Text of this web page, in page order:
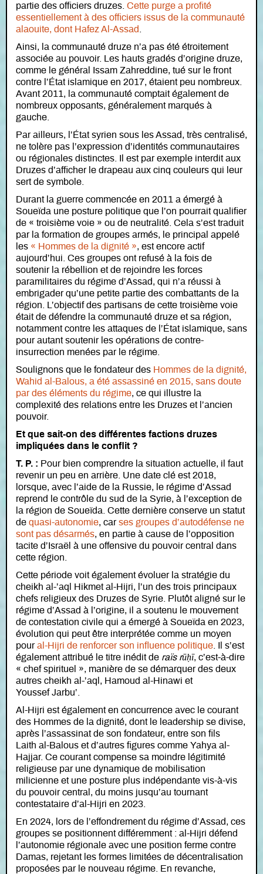
partie des officiers druzes. Cette purge a profité
essentiellement à des officiers issus de la communauté
alaouite, dont Hafez Al-Assad
Ainsi, la communauté druze n’a pas été étroitement
associée au pouvoir. Les hauts gradés d’origine druze,
comme le général Issam Zahreddine, tué sur le front
contre l’État islamique en 2017, étaient peu nombreux.
Avant 2011, la communauté comptait également de
nombreux opposants, généralement marqués à
gauche.
Par ailleurs, l’État syrien sous les Assad, très centralisé,
ne tolère pas l’expression d’identités communautaires
ou régionales distinctes. Il est par exemple interdit aux
Druzes d’afficher le drapeau aux cinq couleurs qui leur
sert de symbole.
Durant la guerre commencée en 2011 a émergé à
Soueïda une posture politique que l’on pourrait qualifier
de « troisième voie » ou de neutralité. Cela s’est traduit
par la formation de groupes armés, le principal appelé
les « Hommes de la dignité », est encore actif
aujourd’hui. Ces groupes ont refusé à la fois de
soutenir la rébellion et de rejoindre les forces
paramilitaires du régime d’Assad, qui n’a réussi à
embrigader qu’une petite partie des combattants de la
région. L’objectif des partisans de cette troisième voie
était de défendre la communauté druze et sa région,
notamment contre les attaques de l’État islamique, sans
pour autant soutenir les opérations de contre-
insurrection menées par le régime.
Soulignons que le fondateur des Hommes de la dignité,
Wahid al-Balous, a été assassiné en 2015, sans doute
par des éléments du régime, ce qui illustre la
complexité des relations entre les Druzes et l’ancien
pouvoir.
Et que sait-on des différentes factions druzes
impliquées dans le conflit ?
T. P. : Pour bien comprendre la situation actuelle, il faut
revenir un peu en arrière. Une date clé est 2018,
lorsque, avec l’aide de la Russie, le régime d’Assad
reprend le contrôle du sud de la Syrie, à l’exception de
la région de Soueïda. Cette dernière conserve un statut
de quasi-autonomie, carses groupes d’autodéfense ne
sont pas désarmés, en partie à cause de l’opposition
tacite d’Israël à une offensive du pouvoir central dans
cette région.
Cette période voit également évoluer la stratégie du
cheikh al-’aql Hikmet al-Hijri, l’un des trois principaux
chefs religieux des Druzes de Syrie. Plutôt aligné sur le
régime d’Assad à l’origine, il a soutenu le mouvement
de contestation civile qui a émergé à Soueïda en 2023,
évolution qui peut être interprétée comme un moyen
poural-Hijri de renforcer son influence politique . Il s’est
également attribué le titre inédit de raïs rūḥī, c’est-à-dire
« chef spirituel », manière de se démarquer des deux
autres cheikh al-’aql, Hamoud al-Hinawi et
Youssef Jarbu’.
Al-Hijri est également en concurrence avec le courant
des Hommes de la dignité, dont le leadership se divise,
après l’assassinat de son fondateur, entre son fils
Laith al-Balous et d’autres figures comme Yahya al-
Hajjar. Ce courant compense sa moindre légitimité
religieuse par une dynamique de mobilisation
milicienne et une posture plus indépendante vis-à-vis
du pouvoir central, du moins jusqu’au tournant
contestataire d’al-Hijri en 2023.
En 2024, lors de l’effondrement du régime d’Assad, ces
groupes se positionnent différemment : al-Hijri défend
l’autonomie régionale avec une position ferme contre
Damas, rejetant les formes limitées de décentralisation
proposées par le nouveau régime. En revanche,